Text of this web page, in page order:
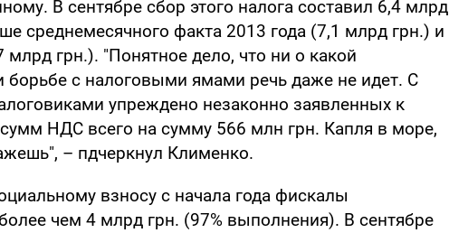
В сентябре сбор этого налога составил 6,4 млрд
среднемесячного факта 2013 года (7,1 млрд грн.) и
млрд грн.). "Понятное дело, что ни о какой
борьбе с налоговыми ямами речь даже не идет. С
упреждено незаконно заявленных к
НДС всего на сумму 566 млн грн. Капля в море,
– пдчеркнул Клименко.
взносу с начала года фискалы
чем 4 млрд грн. (97% выполнения). В сентябре